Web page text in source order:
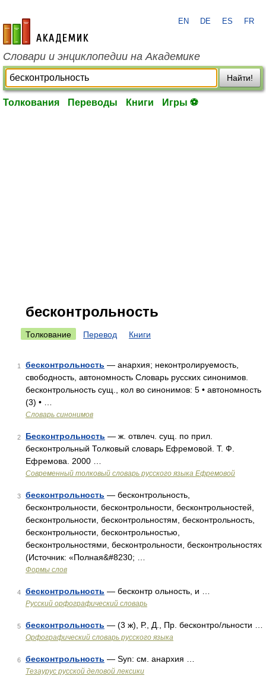
academic.ru
EN DE ES FR
Словари и энциклопедии на Академике
Найти!
Толкования Переводы Книги Игры ⚽
бесконтрольность
Толкование Перевод Книги
1 бесконтрольность — анархия; неконтролируемость,
свободность, автономность Словарь русских синонимов.
бесконтрольность сущ., кол во синонимов: 5 • автономность
(3) • …
Словарь синонимов
2 Бесконтрольность — ж. отвлеч. сущ. по прил.
бесконтрольный Толковый словарь Ефремовой. Т. Ф.
Ефремова. 2000 …
Современный толковый словарь русского языка Ефремовой
3 бесконтрольность — бесконтрольность,
бесконтрольности, бесконтрольности, бесконтрольностей,
бесконтрольности, бесконтрольностям, бесконтрольность,
бесконтрольности, бесконтрольностью,
бесконтрольностями, бесконтрольности, бесконтрольностях
(Источник: «Полная&#8230; …
Формы слов
4 бесконтрольность — бесконтр ольность, и …
Русский орфографический словарь
5 бесконтрольность — (3 ж), Р., Д., Пр. бесконтро/льности …
Орфографический словарь русского языка
6 бесконтрольность — Syn: см. анархия …
Тезаурус русской деловой лексики